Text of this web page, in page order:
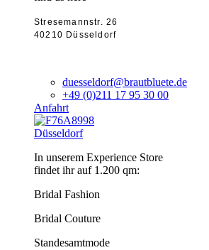
Stresemannstr. 26
40210 Düsseldorf
duesseldorf@brautbluete.de
+49 (0)211 17 95 30 00
Anfahrt
Düsseldorf
In unserem Experience Store
findet ihr auf 1.200 qm:
Bridal Fashion
Bridal Couture
Standesamtmode